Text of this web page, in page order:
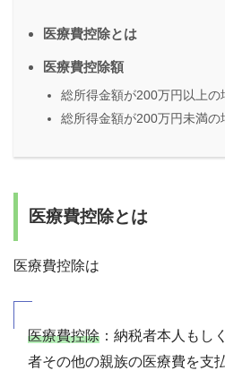
医療費控除とは
医療費控除額
総所得金額が200万円以上の
総所得金額が200万円未満の
医療費控除とは
医療費控除は
医療費控除 ：納税者本人もし
者その他の親族の医療費を支